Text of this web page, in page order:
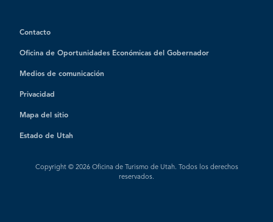
Contacto
Oficina de Oportunidades Económicas del Gobernador
Medios de comunicación
Privacidad
Mapa del sitio
Estado de Utah
Copyright © 2026 Oficina de Turismo de Utah. Todos los derechos
reservados.